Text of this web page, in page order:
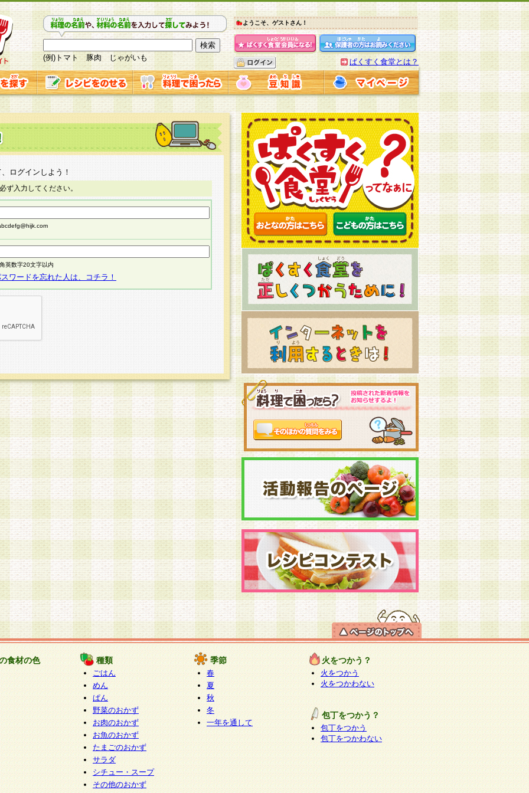
(例)トマト 豚肉 じゃがいも
ようこそ、ゲストさん！
ぱくすく食堂とは？
ログインしよう！
ず入力してください。
英数字20文字以内
ワードを忘れた人は、コチラ！
食材の色 種類
ごはん
めん
ぱん
野菜のおかず
お肉のおかず
お魚のおかず
たまごのおかず
サラダ
シチュー・スープ
その他のおかず
季節
春
夏
秋
冬
一年を通して
火をつかう？
火をつかう
火をつかわない
包丁をつかう？
包丁をつかう
包丁をつかわない